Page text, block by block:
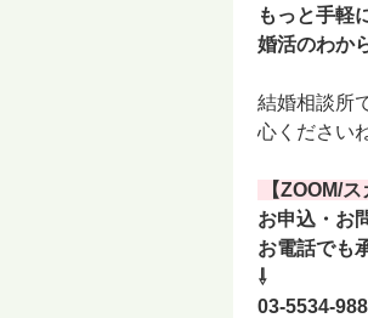
もっと手軽
婚活のわか
結婚相談所
心ください
【ZOOM/
お申込・お
お電話でも
⇩
03-5534-